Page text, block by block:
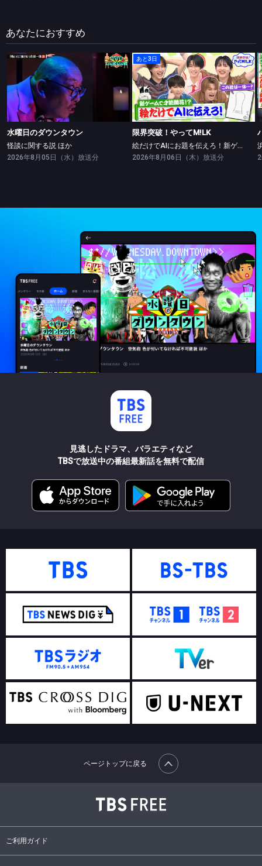
あなたにおすすめ
水曜日のダウンタウン
怪談に関する説 ほか
水曜日のダウンタウン
怪談に関する説 ほか
2026年8月05日（水）放送分
あと3日
限界突破！やってM!LK
限界突破！やってM!LK
絵だけでAIにお題を伝えろ！新ゲームで絵の才能開花！？
2026年8月06日（木）放送分
見逃したドラマ、バラエティなど
TBSで放送中の番組最新話を無料で配信
ご利用ガイド
ページトップに戻る